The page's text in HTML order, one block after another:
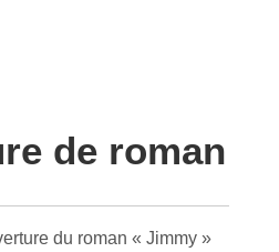
de roman
du roman « Jimmy »